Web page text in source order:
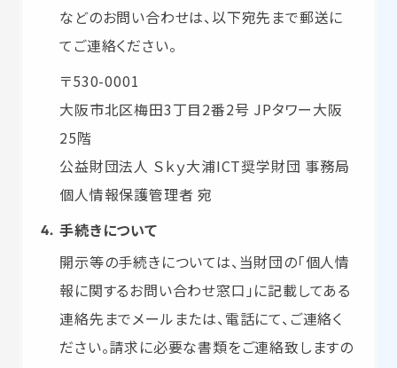
などのお問い合わせは、以下宛先まで郵送に
てご連絡ください。
〒530-0001
大阪市北区梅田3丁目2番2号 JPタワー大阪
25階
公益財団法人 Ｓｋｙ大浦ICT奨学財団 事務局
個人情報保護管理者 宛
手続きについて
開示等の手続きについては、当財団の「個人情
報に関するお問い合わせ窓口」に記載してある
連絡先までメールまたは、電話にて、ご連絡く
ださい。請求に必要な書類をご連絡致しますの